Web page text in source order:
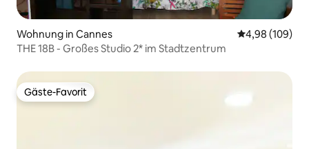
Wohnung in Cannes
4,98 (109)
THE 18B - Großes Studio 2* im Stadtzentrum
Gäste-Favorit
Gäste-Favorit